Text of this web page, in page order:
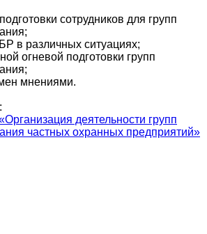
сотрудников для групп
в различных ситуациях;
огневой подготовки групп
мнениями.
деятельности групп
частных охранных предприятий»